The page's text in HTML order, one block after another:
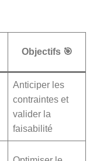
Objectifs 🎯
Anticiper les
contraintes et
valider la
faisabilité